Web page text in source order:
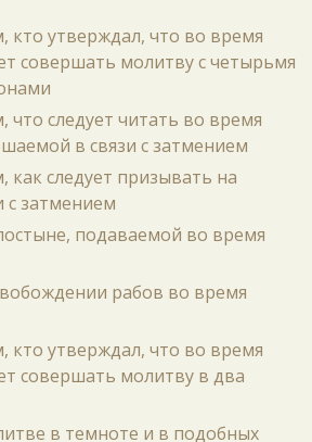
кто утверждал, что во время
совершать молитву с четырьмя
что следует читать во время
в связи с затмением
как следует призывать на
с затмением
подаваемой во время
рабов во время
кто утверждал, что во время
совершать молитву в два
в темноте и в подобных